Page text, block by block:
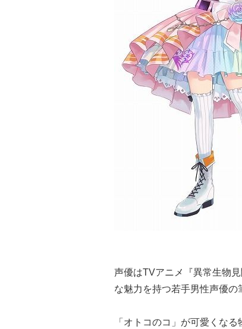
声優はTVアニメ『異常生物
な魅力を持つ若手男性声優の
「オトコのコ」が可愛くなる